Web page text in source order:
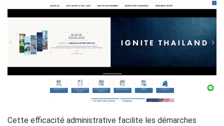
Cette efficacité administrative facilite les démarches